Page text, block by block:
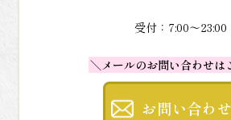
受付：7:00～23:00
＼メールのお問い合わせは
お問い合わせ